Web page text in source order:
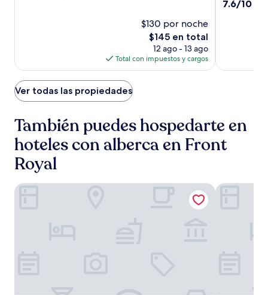
$130 por noche
El
precio
actual
es
$145 en total
12 ago - 13 ago
Total con impuestos y cargos
Park
2.0
7.6
7.6/10
Ver todas las propiedades
También puedes hospedarte en
hoteles con alberca en Front
Royal
Hampton Inn Front Royal